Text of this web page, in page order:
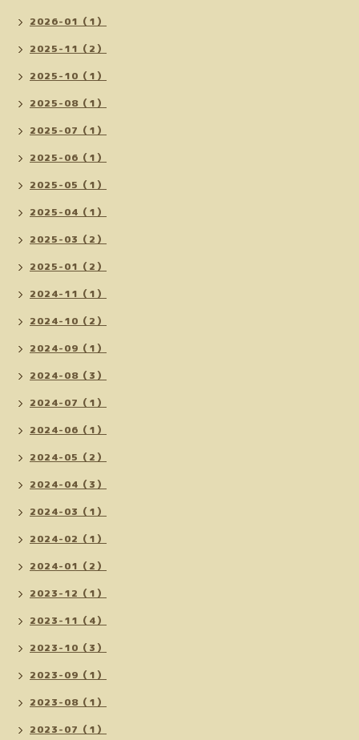
2026-01（1）
2025-11（2）
2025-10（1）
2025-08（1）
2025-07（1）
2025-06（1）
2025-05（1）
2025-04（1）
2025-03（2）
2025-01（2）
2024-11（1）
2024-10（2）
2024-09（1）
2024-08（3）
2024-07（1）
2024-06（1）
2024-05（2）
2024-04（3）
2024-03（1）
2024-02（1）
2024-01（2）
2023-12（1）
2023-11（4）
2023-10（3）
2023-09（1）
2023-08（1）
2023-07（1）